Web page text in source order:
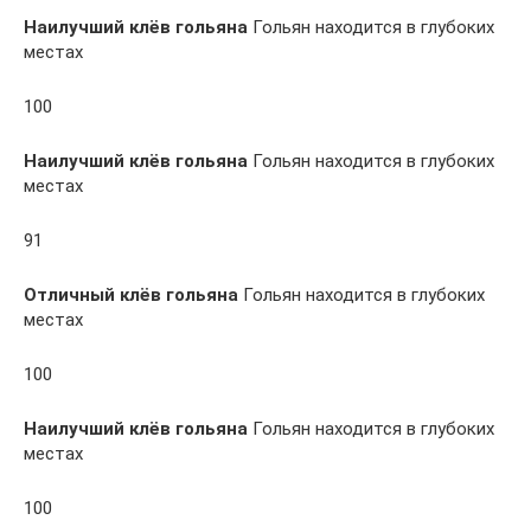
Наилучший клёв гольяна Гольян находится в глубоких
местах
100
Наилучший клёв гольяна Гольян находится в глубоких
местах
91
Отличный клёв гольяна Гольян находится в глубоких
местах
100
Наилучший клёв гольяна Гольян находится в глубоких
местах
100